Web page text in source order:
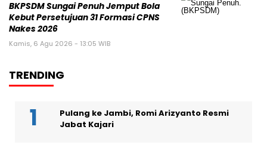
BKPSDM Sungai Penuh Jemput Bola
Kebut Persetujuan 31 Formasi CPNS
Nakes 2026
Kamis, 6 Agu 2026 - 13:05 WIB
TRENDING
Pulang ke Jambi, Romi Arizyanto Resmi
Jabat Kajari